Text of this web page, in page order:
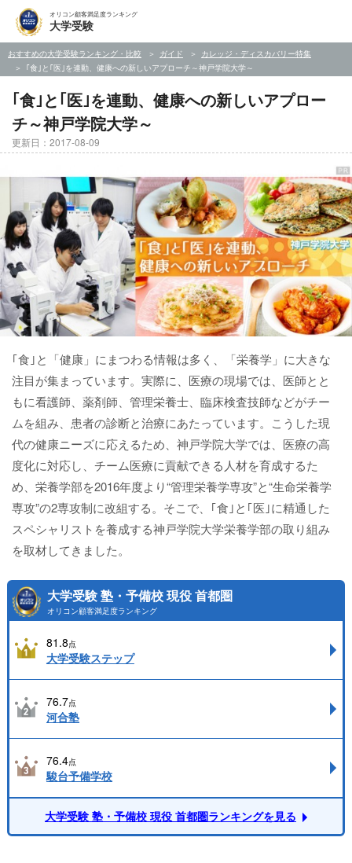
オリコン顧客満足度ランキング
大学受験
おすすめの大学受験ランキング・比較 ガイド
カレッジ・ディスカバリー特集
｢食｣と｢医｣を連動、健康への新しいアプローチ～神戸学院大学～
｢食｣と｢医｣を連動、健康への新しいアプロー
チ～神戸学院大学～
更新日：2017-08-09
｢食｣と「健康」にまつわる情報は多く、「栄養学」に大きな
注目が集まっています。実際に、医療の現場では、医師とと
もに看護師、薬剤師、管理栄養士、臨床検査技師などがチー
ムを組み、患者の診断と治療にあたっています。こうした現
代の健康ニーズに応えるため、神戸学院大学では、医療の高
度化に対応し、チーム医療に貢献できる人材を育成するた
め、栄養学部を2016年度より“管理栄養学専攻”と“生命栄養学
専攻”の2専攻制に改組する。そこで、｢食｣と｢医｣に精通した
スペシャリストを養成する神戸学院大学栄養学部の取り組み
を取材してきました。
大学受験 塾・予備校 現役 首都圏
オリコン顧客満足度ランキング
81.8点
大学受験ステップ
76.7点
河合塾
76.4点
駿台予備学校
大学受験 塾・予備校 現役 首都圏ランキングを見る